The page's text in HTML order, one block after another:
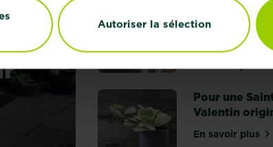
Autoriser la sélection
de
de jardins avant pour vous inspirer
Fabriquez
propre
En savoir plus
sur
Pour une
Valentin
En savoir plus
sur